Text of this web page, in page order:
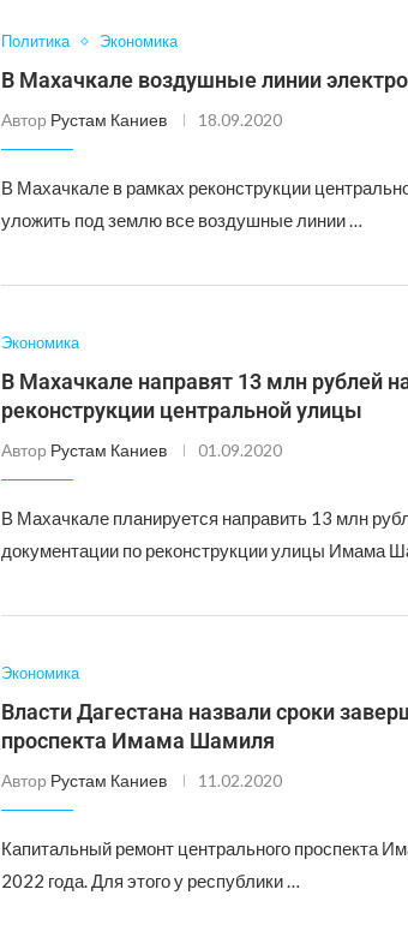
Политика Экономика
В Махачкале воздушные линии
Автор Рустам Каниев 18.09.2020
В Махачкале в рамках реконструкции
уложить под землю все воздушные линии …
Экономика
В Махачкале направят 13 млн рублей
реконструкции центральной улицы
Автор Рустам Каниев 01.09.2020
В Махачкале планируется направить 13 млн
документации по реконструкции улицы Имама
Экономика
Власти Дагестана назвали сроки
проспекта Имама Шамиля
Автор Рустам Каниев 11.02.2020
Капитальный ремонт центрального проспекта
2022 года. Для этого у республики …